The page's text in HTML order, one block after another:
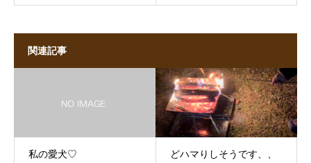
関連記事
私の愛犬♡ どハマりしそうです、、